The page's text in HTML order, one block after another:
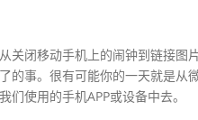
关闭移动手机上的闹钟到链接图片
的事。很有可能你的一天就是从
使用的手机APP或设备中去。